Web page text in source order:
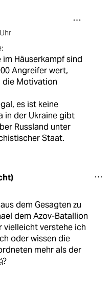
im Häuserkampf sind
Angreifer wert,
die Motivation
es ist keine
in der Ukraine gibt
Russland unter
Staat.
dem Gesagten zu
dem Azov-Batallion
vielleicht verstehe ich
oder wissen die
mehr als der